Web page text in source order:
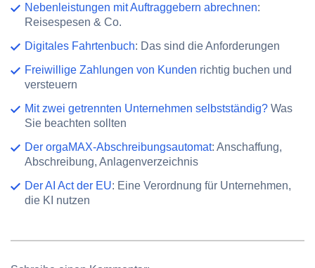
Nebenleistungen mit Auftraggebern abrechnen:
Reisespesen & Co.
Digitales Fahrtenbuch: Das sind die Anforderungen
Freiwillige Zahlungen von Kunden richtig buchen und
versteuern
Mit zwei getrennten Unternehmen selbstständig? Was
Sie beachten sollten
Der orgaMAX-Abschreibungsautomat: Anschaffung,
Abschreibung, Anlagenverzeichnis
Der AI Act der EU: Eine Verordnung für Unternehmen,
die KI nutzen